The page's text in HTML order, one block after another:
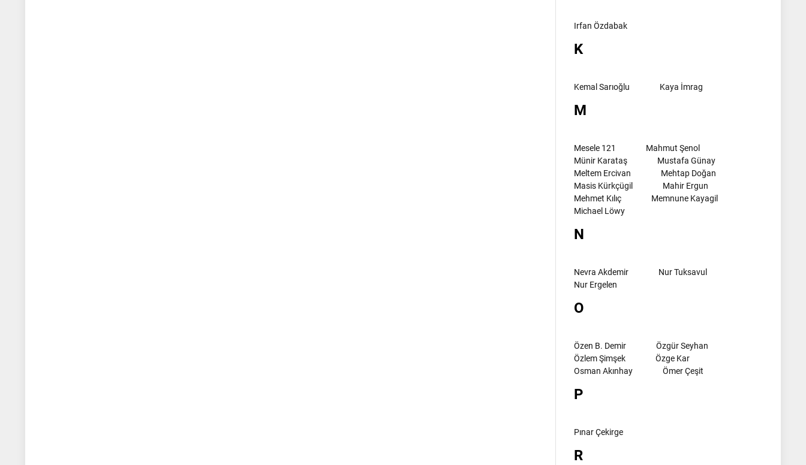
Irfan Özdabak
K
Kemal Sarıoğlu Kaya İmrag
M
Mesele 121
Mahmut Şenol
Münir Karataş
Mustafa Günay
Meltem Ercivan
Mehtap Doğan
Masis Kürkçügil
Mahir Ergun
Mehmet Kılıç
Memnune Kayagil
Michael Löwy
N
Nevra Akdemir
Nur Tuksavul
Nur Ergelen
O
Özen B. Demir
Özgür Seyhan
Özlem Şimşek
Özge Kar
Osman Akınhay
Ömer Çeşit
P
Pınar Çekirge
R